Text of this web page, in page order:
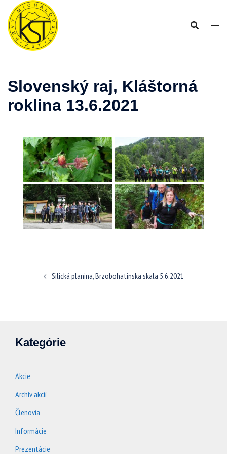
Preskočiť
obsah
Slovenský raj, Kláštorná
roklina 13.6.2021
článkamiSilická planina, Brzobohatinska skala 5.6.2021
Kategórie
Akcie
Archív akcií
Členovia
Informácie
Prezentácie